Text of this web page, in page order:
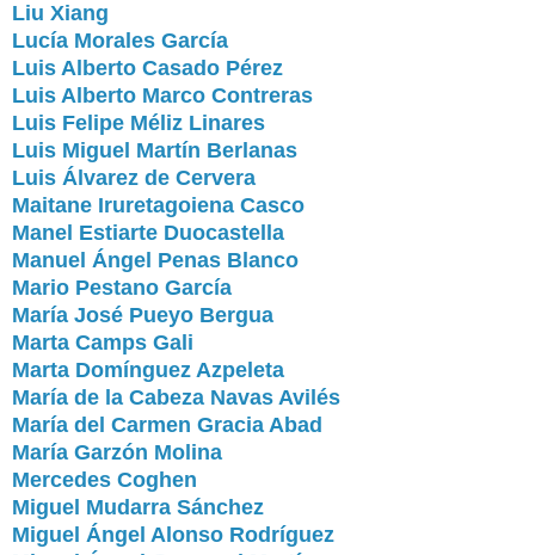
Liu Xiang
Lucía Morales García
Luis Alberto Casado Pérez
Luis Alberto Marco Contreras
Luis Felipe Méliz Linares
Luis Miguel Martín Berlanas
Luis Álvarez de Cervera
Maitane Iruretagoiena Casco
Manel Estiarte Duocastella
Manuel Ángel Penas Blanco
Mario Pestano García
María José Pueyo Bergua
Marta Camps Gali
Marta Domínguez Azpeleta
María de la Cabeza Navas Avilés
María del Carmen Gracia Abad
María Garzón Molina
Mercedes Coghen
Miguel Mudarra Sánchez
Miguel Ángel Alonso Rodríguez